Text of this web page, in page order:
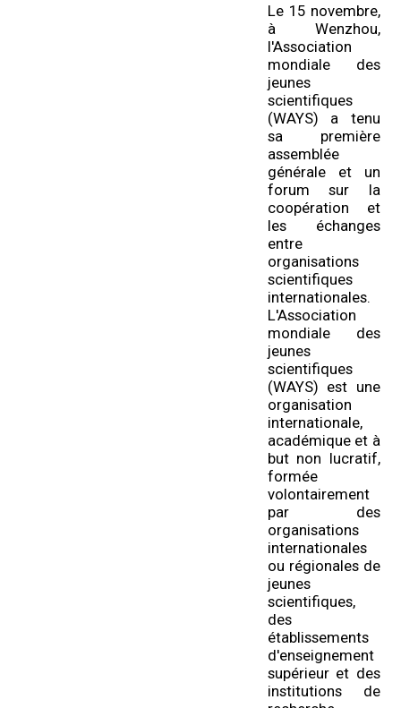
Le 15 novembre,
à Wenzhou,
l'Association
mondiale des
jeunes
scientifiques
(WAYS) a tenu
sa première
assemblée
générale et un
forum sur la
coopération et
les échanges
entre
organisations
scientifiques
internationales.
L'Association
mondiale des
jeunes
scientifiques
(WAYS) est une
organisation
internationale,
académique et à
but non lucratif,
formée
volontairement
par des
organisations
internationales
ou régionales de
jeunes
scientifiques,
des
établissements
d'enseignement
supérieur et des
institutions de